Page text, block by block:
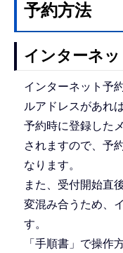
予約方法
インターネ
インターネット予
ルアドレスがあれ
予約時に登録した
されますので、予
なります。
また、受付開始直
変混み合うため、
す。
「手順書」で操作